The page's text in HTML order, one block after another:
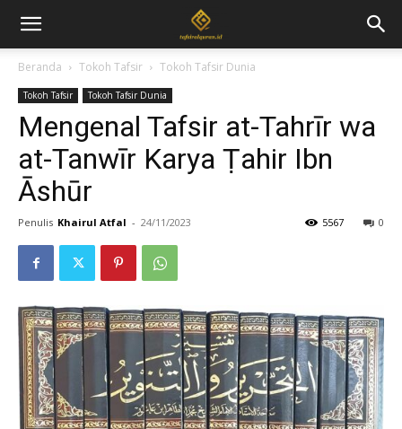
Beranda Tokoh Tafsir Tokoh Tafsir Dunia
Tokoh Tafsir Tokoh Tafsir Dunia
Mengenal Tafsir at-Tahrīr wa
at-Tanwīr Karya Ṭahir Ibn
Āshūr
Penulis Khairul Atfal - 24/11/2023 0
5567